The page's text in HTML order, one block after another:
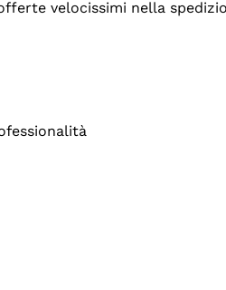
velocissimi nella